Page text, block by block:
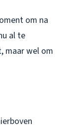
om na
al te
maar wel om